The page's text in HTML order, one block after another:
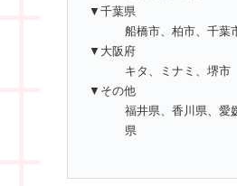
▼千葉県
船橋市、柏市、千葉
▼大阪府
キタ、ミナミ、堺市
▼その他
福井県、香川県、愛
県